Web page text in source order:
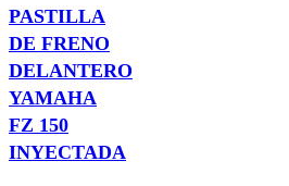
PASTILLA
DE FRENO
DELANTERO
YAMAHA
FZ 150
INYECTADA